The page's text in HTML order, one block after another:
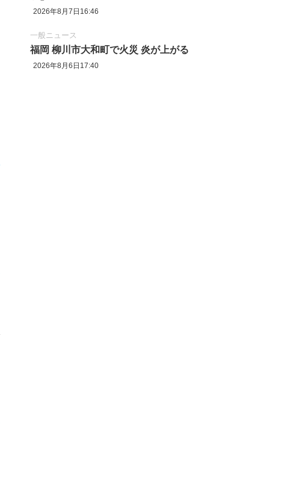
2026年8月7日16:46
一般ニュース
福岡 柳川市大和町で火災 炎が上がる
2026年8月6日17:40